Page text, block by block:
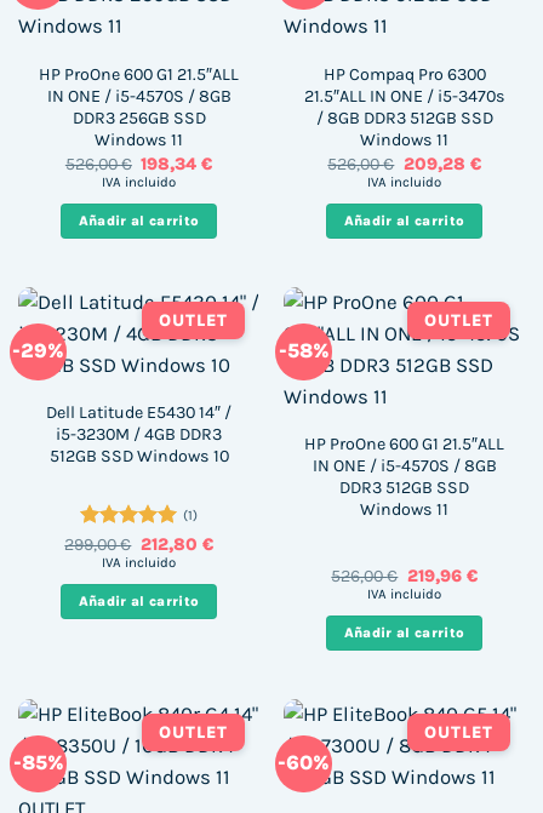
HP ProOne 600 G1 21.5″ALL
IN ONE / i5-4570S / 8GB
DDR3 256GB SSD
Windows 11
526,00€ El
precio
era:
526,00 €.
198,34€El
es:
198,34 €.
IVA incluido
Añadir al carrito
HP Compaq Pro 6300
21.5″ALL IN ONE / i5-3470s
/ 8GB DDR3 512GB SSD
Windows 11
526,00€ El
precio
era:
526,00 €.
209,28 €El
es:
209,28
IVA incluido
Añadir al carrito
-29%
OUTLET
Dell Latitude E5430 14″ /
i5-3230M / 4GB DDR3
512GB SSD Windows 10
Valorado
con5de 5
(1)
299,00€ El
precio
era:
299,00 €.
212,80 €El
es:
212,80 €.
IVA incluido
Añadir al carrito
-58%
OUTLET
HP ProOne 600 G1 21.5″ALL
IN ONE / i5-4570S / 8GB
DDR3 512GB SSD
Windows 11
526,00€ El
precio
era:
526,00 €.
219,96 €El
es:
219,96 €.
IVA incluido
Añadir al carrito
-85%
OUTLET
-60%
OUTLET